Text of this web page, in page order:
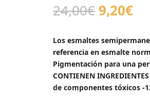
24,00€El
precio
original
era:
24,00€.
9,20€El
es:
Los esmaltes
referencia en esmalte
Pigmentación para una
CONTIENEN
de componentes tóxicos -12